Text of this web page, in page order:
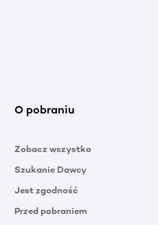
O pobraniu
Zobacz wszystko
Szukanie Dawcy
Jest zgodność
Przed pobraniem